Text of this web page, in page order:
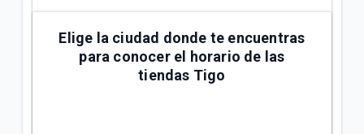
Elige la ciudad donde te encuentras
para conocer el horario de las
tiendas Tigo